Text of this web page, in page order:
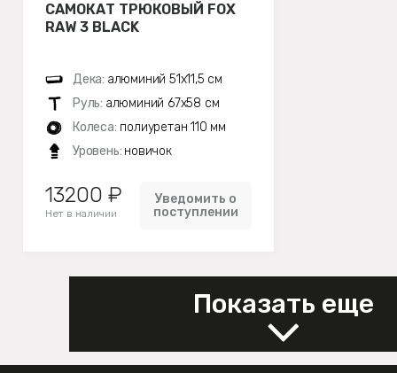
САМОКАТ ТРЮКОВЫЙ FOX
RAW 3 BLACK
Дека: алюминий 51х11,5 см
Руль: алюминий 67х58 см
Колеса: полиуретан 110 мм
Уровень: новичок
13200 ₽
Нет в наличии
Уведомить о
поступлении
Показать еще